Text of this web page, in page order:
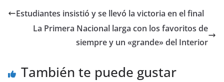
b
o
d
o
l p
ar
ti
Estudiantes insistió y se llevó la victoria en el final
La Primera Nacional larga con los favoritos de
siempre y un «grande» del Interior
También te puede gustar